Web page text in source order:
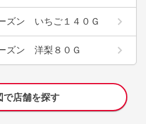
ズン いちご１４０Ｇ
ズン 洋梨８０Ｇ
で店舗を探す